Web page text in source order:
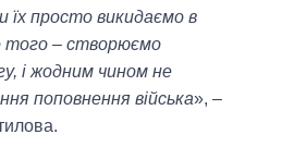
їх просто викидаємо в
того – створюємо
і жодним чином не
поповнення війська», –